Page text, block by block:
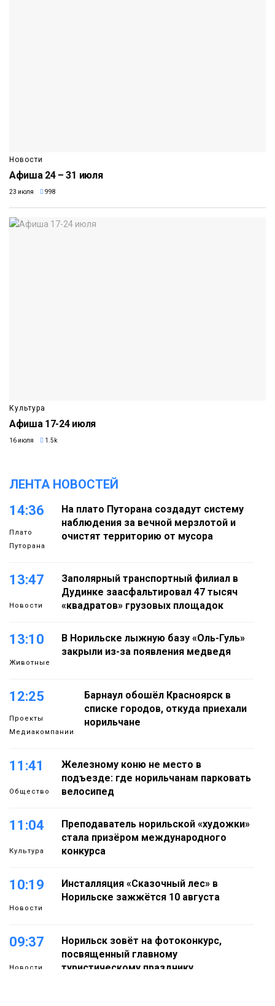
Новости
Афиша 24 – 31 июля
23 июля 998
Культура
Афиша 17-24 июля
16 июля 1.5k
ЛЕНТА НОВОСТЕЙ
14:36
Плато
Путорана
На плато Путорана создадут систему
наблюдения за вечной мерзлотой и
очистят территорию от мусора
13:47
Новости
Заполярный транспортный филиал в
Дудинке заасфальтировал 47 тысяч
«квадратов» грузовых площадок
13:10
Животные
В Норильске лыжную базу «Оль-Гуль»
закрыли из-за появления медведя
12:25
Проекты
Медиакомпании
Барнаул обошёл Красноярск в
списке городов, откуда приехали
норильчане
11:41
Общество
Железному коню не место в
подъезде: где норильчанам парковать
велосипед
11:04
Культура
Преподаватель норильской «художки»
стала призёром международного
конкурса
10:19
Новости
Инсталляция «Сказочный лес» в
Норильске зажжётся 10 августа
09:37
Новости
Норильск зовёт на фотоконкурс,
посвященный главному
туристическому празднику